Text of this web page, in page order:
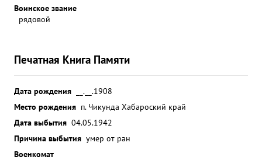
Воинское звание
рядовой
Печатная Книга Памяти
Дата рождения
__.__.1908
Место рождения п. Чикунда Хабароский край
Дата выбытия 04.05.1942
Причина выбытия умер от ран
Военкомат